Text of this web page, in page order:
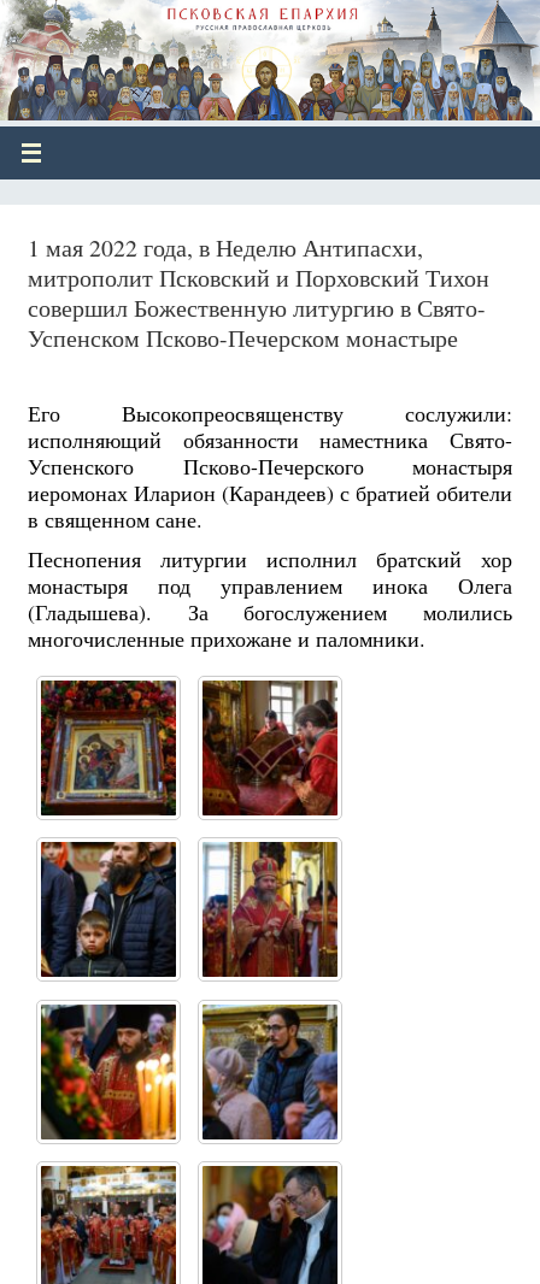
1 мая 2022 года, в Неделю Антипасхи,
митрополит Псковский и Порховский Тихон
совершил Божественную литургию в Свято-
Успенском Псково-Печерском монастыре
Его Высокопреосвященству сослужили:
исполняющий обязанности наместника Свято-
Успенского Псково-Печерского монастыря
иеромонах Иларион (Карандеев) с братией обители
в священном сане.
Песнопения литургии исполнил братский хор
монастыря под управлением инока Олега
(Гладышева). За богослужением молились
многочисленные прихожане и паломники.